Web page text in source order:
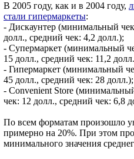
В 2005 году, как и в 2004 году,
стали гипермаркеты:
- Дискаунтер (минимальный
долл., средний чек: 4,2 долл.);
- Супермаркет (минимальный
15 долл., средний чек: 11,2
- Гипермаркет (минимальный
45 долл., средний чек: 28 долл.);
- Convenient Store
чек: 12 долл., средний чек: 6,8
По всем форматам произошло
примерно на 20%. При этом
минимального значения